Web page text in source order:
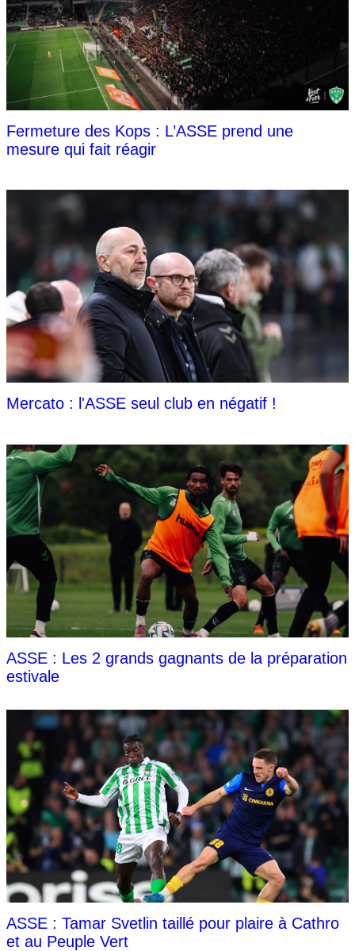
Fermeture des Kops : L’ASSE prend une
mesure qui fait réagir
Mercato : l'ASSE seul club en négatif !
ASSE : Les 2 grands gagnants de la préparation
estivale
ASSE : Tamar Svetlin taillé pour plaire à Cathro
et au Peuple Vert